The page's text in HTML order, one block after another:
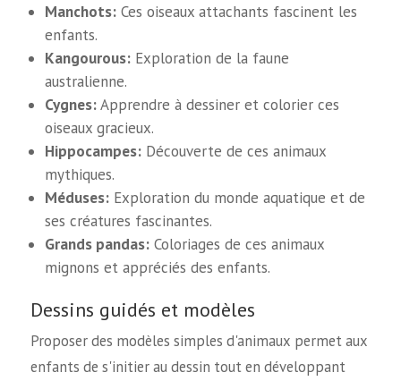
Manchots: Ces oiseaux attachants fascinent les
enfants.
Kangourous: Exploration de la faune
australienne.
Cygnes:Apprendre à dessiner et colorier ces
oiseaux gracieux.
Hippocampes: Découverte de ces animaux
mythiques.
Méduses: Exploration du monde aquatique et de
ses créatures fascinantes.
Grands pandas: Coloriages de ces animaux
mignons et appréciés des enfants.
Dessins guidés et modèles
Proposer des modèles simples d'animaux permet aux
enfants de s'initier au dessin tout en développant